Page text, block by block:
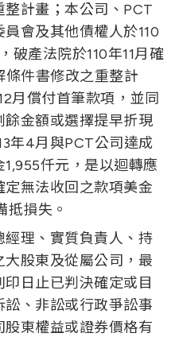
計畫；本公司、PCT
會及其他債權人於110
破產法院於110年11月確
件書修改之重整計
月償付首筆款項，並同
金額或選擇提早折現
年4月與PCT公司達成
仟元，是以迴轉應
無法收回之款項美金
抵損失。
理、實質負責人、持
股東及從屬公司，最
日止已判決確定或目
、非訟或行政爭訟事
東權益或證券價格有